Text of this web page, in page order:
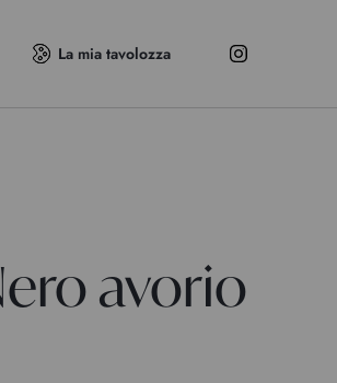
La mia tavolozza
avorio